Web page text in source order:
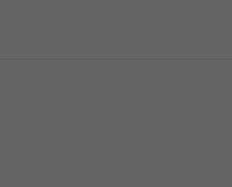
de 5 stjärnorna 🌸